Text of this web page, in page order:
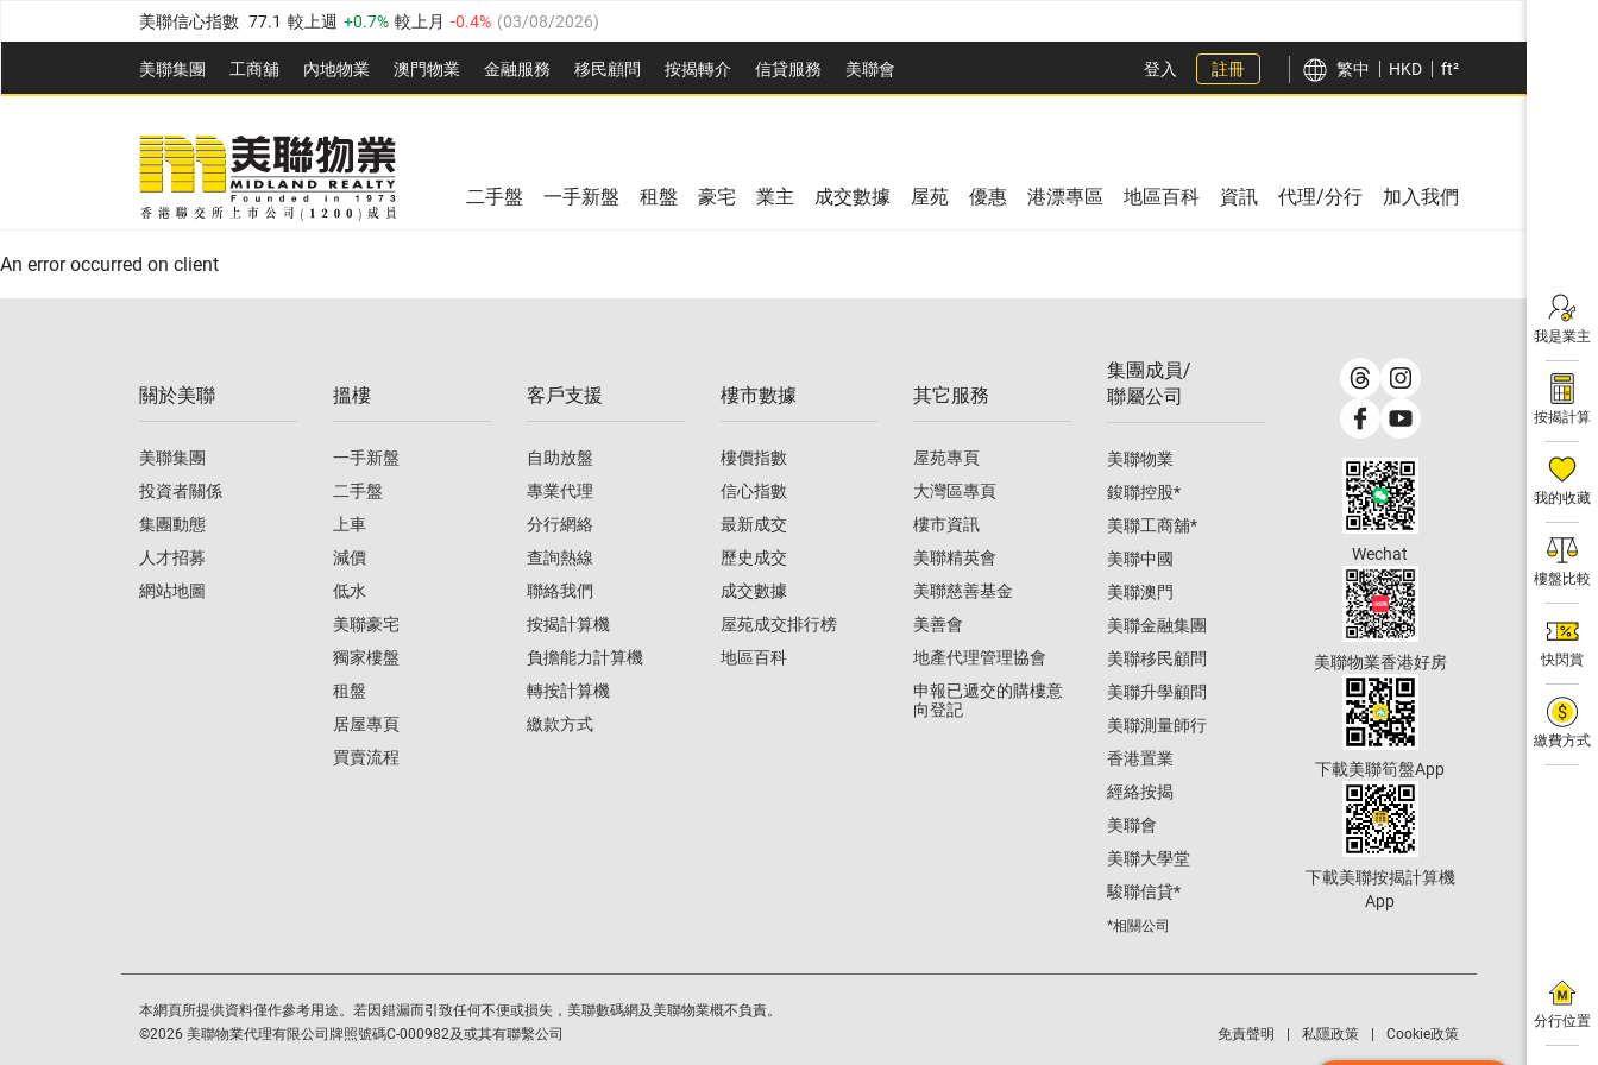
美聯信心指數 77.1 較上週 0.7% 較上月 -0.4% (03/08/2026)
全港樓價指數 149.1 較上週 0% 較上月 0.4% (03/08/2026)
港島樓價指數 157.4 較上週 -0.3% 較上月 -0.8% (03/08/2026)
九龍樓價指數 156.4 較上週 -0.1%
新界樓價指數 134.8 較上週 0.1% 0.9% 03/08/2026
美聯信心指數 77.1 較上週 0.7% 較上月
美聯集團 工商舖 內地物業 澳門物業 金融服務 移民顧問 按揭轉介 信貸服務 美聯會
全港樓價指數 149.1 較上週 0% 較上月
美聯信心指數 較上週 0.7% 03/08/2026)
登入 註冊 繁中 HKD ft²
我是業主
按揭計算
我的收藏
樓盤比較
快閃賞
繳費方式
分行位置
二手盤 一手新盤 租盤 豪宅 業主 成交數據 屋苑 優惠 港漂專區 地區百科 資訊 代理/分行 加入我們
An error occurred on client
關於美聯
美聯集團
投資者關係
集團動態
人才招募
網站地圖
搵樓
一手新盤
二手盤
上車
減價
低水
美聯豪宅
獨家樓盤
租盤
居屋專頁
買賣流程
客戶支援
自助放盤
專業代理
分行網絡
查詢熱線
聯絡我們
按揭計算機
負擔能力計算機
轉按計算機
繳款方式
樓市數據
樓價指數
信心指數
最新成交
歷史成交
成交數據
屋苑成交排行榜
地區百科
其它服務
屋苑專頁
大灣區專頁
樓市資訊
美聯精英會
美聯慈善基金
美善會
地產代理管理協會
申報已遞交的購樓意
向登記
集團成員/
聯屬公司
美聯物業
鋑聯控股*
美聯工商舖*
美聯中國
美聯澳門
美聯金融集團
美聯移民顧問
美聯升學顧問
美聯測量師行
香港置業
經絡按揭
美聯會
美聯大學堂
駿聯信貸*
*相關公司
Wechat
美聯物業香港好房
下載美聯筍盤App
下載美聯按揭計算機
App
本網頁所提供資料僅作參考用途。若因錯漏而引致任何不便或損失，美聯數碼網及美聯物業概不負責。
©2026 美聯物業代理有限公司牌照號碼C-000982及或其有聯繫公司 免責聲明 私隱政策 Cookie政策